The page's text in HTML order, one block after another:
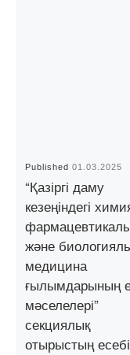
Published01.03.2025
“Қазіргі даму
кезеңіндегі
және
медицина
ғылымдарының
мәселелері”
секциялық
отырыстың есебі